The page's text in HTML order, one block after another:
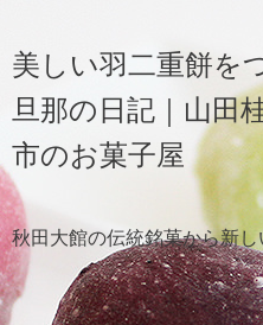
美しい羽二重餅を
旦那の日記｜山田
市のお菓子屋
秋田大館の伝統銘菓から新し